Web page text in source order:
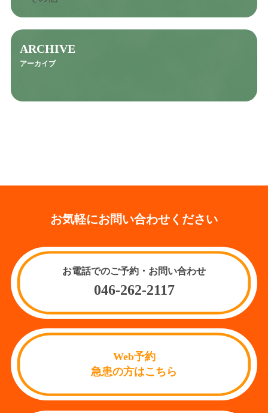
ARCHIVE
アーカイブ
お気軽にお問い合わせください
お電話でのご予約・お問い合わせ
046-262-2117
Web予約
急患の方はこちら